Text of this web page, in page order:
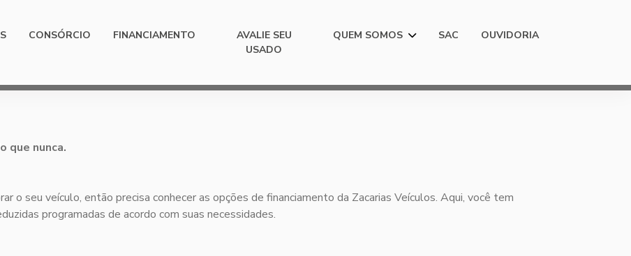
CONSÓRCIO FINANCIAMENTO
AVALIE SEU
USADO
QUEM SOMOS SAC OUVIDORIA
que nunca.
o seu veículo, então precisa conhecer as opções de financiamento da Zacarias Veículos. Aqui, você tem
programadas de acordo com suas necessidades.